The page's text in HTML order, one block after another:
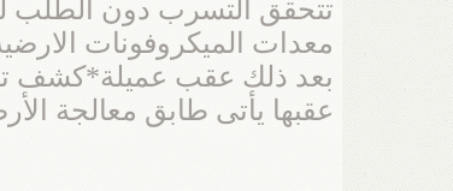
تتحقق التسرب دون الطلب
معدات الميكروفونات
بعد ذلك عقب عميلة*كشف
عقبها يأتى طابق معالجة